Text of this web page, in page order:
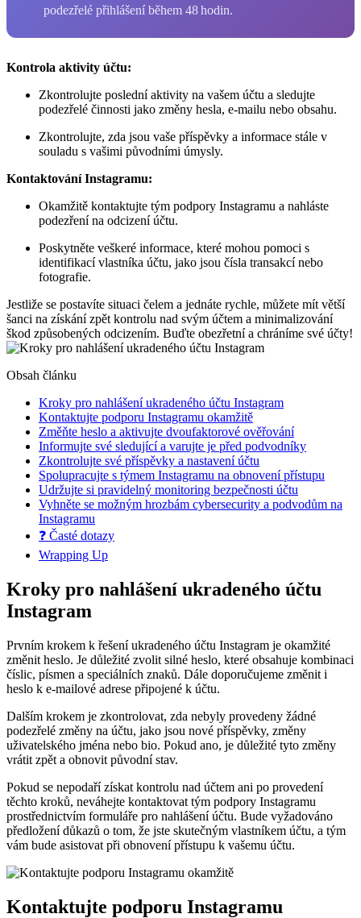
podezřelé přihlášení během 48 hodin.
Kontrola aktivity účtu:
Zkontrolujte poslední aktivity na vašem účtu a sledujte
podezřelé činnosti jako změny hesla, e-mailu nebo obsahu.
Zkontrolujte, zda jsou vaše příspěvky a informace stále v
souladu s vašimi původními úmysly.
Kontaktování Instagramu:
Okamžitě kontaktujte tým podpory Instagramu a nahláste
podezření na odcizení účtu.
Poskytněte veškeré informace, které mohou pomoci s
identifikací vlastníka účtu, jako jsou čísla transakcí nebo
fotografie.
Jestliže se postavíte situaci čelem a jednáte rychle, můžete mít větší
šanci na získání zpět kontrolu nad svým účtem a minimalizování
škod způsobených odcizením. Buďte obezřetní a chráníme své účty!
Obsah článku
Kroky pro nahlášení ukradeného účtu Instagram
Kontaktujte podporu Instagramu okamžitě
Změňte heslo a aktivujte dvoufaktorové ověřování
Informujte své sledující a varujte je před podvodníky
Zkontrolujte své příspěvky a nastavení účtu
Spolupracujte s týmem Instagramu na obnovení přístupu
Udržujte si pravidelný monitoring bezpečnosti účtu
Vyhněte se možným hrozbám cybersecurity a podvodům na
Instagramu
❓ Časté dotazy
Wrapping Up
Kroky pro nahlášení ukradeného účtu
Instagram
Prvním krokem k řešení ukradeného účtu Instagram je okamžité
změnit heslo. Je důležité zvolit silné heslo, které obsahuje kombinaci
číslic, písmen a speciálních znaků. Dále doporučujeme změnit i
heslo k e-mailové adrese připojené k účtu.
Dalším krokem je zkontrolovat, zda nebyly provedeny žádné
podezřelé změny na účtu, jako jsou nové příspěvky, změny
uživatelského jména nebo bio. Pokud ano, je důležité tyto změny
vrátit zpět a obnovit původní stav.
Pokud se nepodaří získat kontrolu nad účtem ani po provedení
těchto kroků, neváhejte kontaktovat tým podpory Instagramu
prostřednictvím formuláře pro nahlášení účtu. Bude vyžadováno
předložení důkazů o tom, že jste skutečným vlastníkem účtu, a tým
vám bude asistovat při obnovení přístupu k vašemu účtu.
Kontaktujte podporu Instagramu